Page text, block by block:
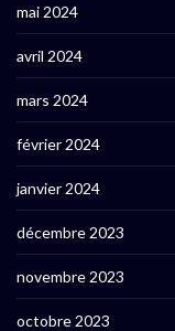
mai 2024
avril 2024
mars 2024
février 2024
janvier 2024
décembre 2023
novembre 2023
octobre 2023